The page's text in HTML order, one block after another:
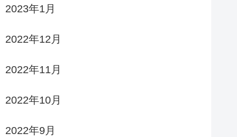
2023年1月
2022年12月
2022年11月
2022年10月
2022年9月